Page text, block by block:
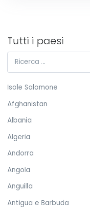
Tutti i paesi
Isole Salomone
Afghanistan
Albania
Algeria
Andorra
Angola
Anguilla
Antigua e Barbuda